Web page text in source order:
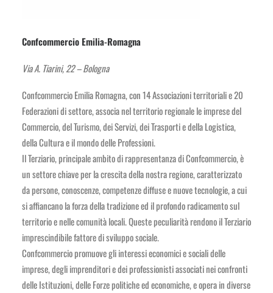
Confcommercio Emilia-Romagna
Via A. Tiarini, 22 – Bologna
Confcommercio Emilia Romagna, con 14 Associazioni territoriali e 20
Federazioni di settore, associa nel territorio regionale le imprese del
Commercio, del Turismo, dei Servizi, dei Trasporti e della Logistica,
della Cultura e il mondo delle Professioni.
Il Terziario, principale ambito di rappresentanza di Confcommercio, è
un settore chiave per la crescita della nostra regione, caratterizzato
da persone, conoscenze, competenze diffuse e nuove tecnologie, a cui
si affiancano la forza della tradizione ed il profondo radicamento sul
territorio e nelle comunità locali. Queste peculiarità rendono il Terziario
imprescindibile fattore di sviluppo sociale.
Confcommercio promuove gli interessi economici e sociali delle
imprese, degli imprenditori e dei professionisti associati nei confronti
delle Istituzioni, delle Forze politiche ed economiche, e opera in diverse